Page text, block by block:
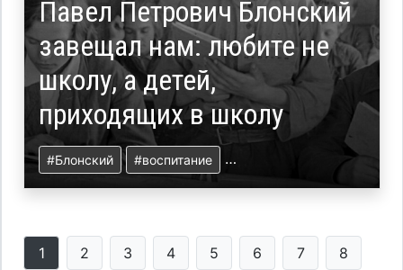
Павел Петрович Блонский
завещал нам: любите не
школу, а детей,
приходящих в школу
#Блонский #воспитание #свободная школа
1 2 3 4 5 6 7 8